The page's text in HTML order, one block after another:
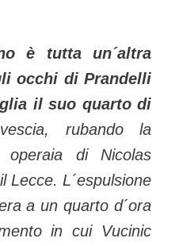
è tutta un´altra
occhi di Prandelli
il suo quarto di
rubando la
di Nicolas
Lecce. L´espulsione
a un quarto d´ora
in cui Vucinic